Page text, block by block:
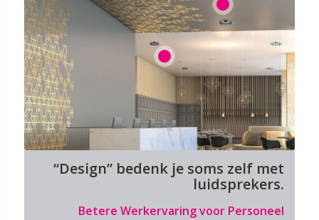
“Design” bedenk je soms zelf met
luidsprekers.
Betere Werkervaring voor Personeel